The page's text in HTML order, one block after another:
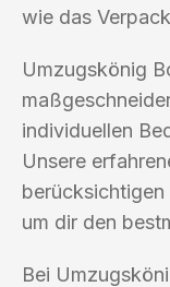
wie das
Umzugskönig
individuellen
Unsere
berücksichtigen
um dir den
Bei